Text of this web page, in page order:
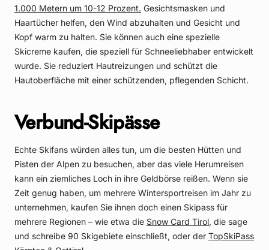
1.000 Metern um 10-12 Prozent. Gesichtsmasken und
Haartücher helfen, den Wind abzuhalten und Gesicht und
Kopf warm zu halten. Sie können auch eine spezielle
Skicreme kaufen, die speziell für Schneeliebhaber entwickelt
wurde. Sie reduziert Hautreizungen und schützt die
Hautoberfläche mit einer schützenden, pflegenden Schicht.
Verbund-Skipässe
Echte Skifans würden alles tun, um die besten Hütten und
Pisten der Alpen zu besuchen, aber das viele Herumreisen
kann ein ziemliches Loch in ihre Geldbörse reißen. Wenn sie
Zeit genug haben, um mehrere Wintersportreisen im Jahr zu
unternehmen, kaufen Sie ihnen doch einen Skipass für
mehrere Regionen – wie etwa die Snow Card Tirol, die sage
und schreibe 90 Skigebiete einschließt, oder der TopSkiPass